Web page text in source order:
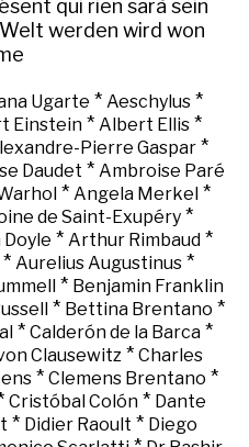
qui rien sarà sein
Welt werden wird won
Ugarte * Aeschylus *
Einstein* Albert Ellis*
Pierre Gaspar *
Daudet * Ambroise Paré
* Angela Merkel *
de Saint-Exupéry *
* Arthur Rimbaud *
Aurelius Augustinus*
* Benjamin Franklin
* Bettina Brentano *
* Calderón de la Barca*
Clausewitz * Charles
* Clemens Brentano *
Cristóbal Colón * Dante
* Didier Raoult * Diego